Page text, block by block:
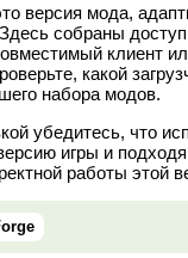
версия мода,
собраны
клиент
какой
набора модов.
убедитесь, что
игры и
работы этой